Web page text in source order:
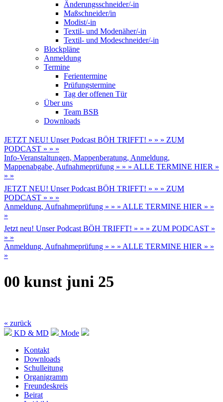
Änderungsschneider/-in
Maßschneider/in
Modist/-in
Textil- und Modenäher/-in
Textil- und Modeschneider/-in
Blockpläne
Anmeldung
Termine
Ferientermine
Prüfungstermine
Tag der offenen Tür
Über uns
Team BSB
Downloads
JETZT NEU! Unser Podcast BÖH TRIFFT! » » » ZUM
PODCAST » » »
Info-Veranstaltungen, Mappenberatung, Anmeldung,
Mappenabgabe, Aufnahmeprüfung » » » ALLE TERMINE HIER »
» »
JETZT NEU! Unser Podcast BÖH TRIFFT! » » » ZUM
PODCAST » » »
Anmeldung, Aufnahmeprüfung » » » ALLE TERMINE HIER » »
»
Jetzt neu! Unser Podcast BÖH TRIFFT! » » » ZUM PODCAST »
» »
Anmeldung, Aufnahmeprüfung » » » ALLE TERMINE HIER » »
»
00 kunst juni 25
« zurück
KD & MD
Mode
Kontakt
Downloads
Schulleitung
Organigramm
Freundeskreis
Beirat